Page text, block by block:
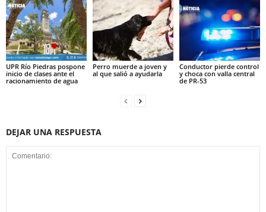
UPR Río Piedras pospone
inicio de clases ante el
racionamiento de agua
Perro muerde a joven y
al que salió a ayudarla
Conductor pierde control
y choca con valla central
de PR-53
DEJAR UNA RESPUESTA